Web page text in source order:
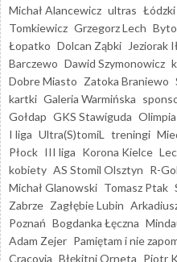
Michał Alancewicz ultras
Tomkiewicz Grzegorz Lech
Łopatko Dolcan Ząbki Jeziorak
Barczewo Dawid Szymonowicz
Dobre Miasto Zatoka Braniewo
kartki Galeria Warmińska
Gołdap GKS Stawiguda
I liga Ultra(S)tomiL treningi
Płock III liga Korona Kielce
kobiety AS Stomil Olsztyn R-Gol
Michał Glanowski Tomasz Ptak
Zabrze Zagłębie Lubin
Poznań Bogdanka Łęczna
Adam Zejer Pamiętam i nie
Cracovia Błękitni Orneta Piotr